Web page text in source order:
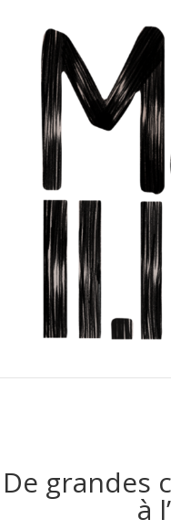
De grandes
à